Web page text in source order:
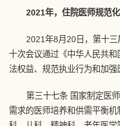
2021年，住院医师规范
2021年8月20日，第十
十次会议通过《中华人民共
法权益、规范执业行为和加强
第三十七条 国家制定医
需求的医师培养和供需平衡